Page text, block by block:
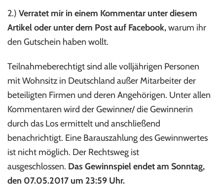
2.) Verratet mir in einem Kommentar unter diesem
Artikeloder unter dem Post auf Facebook,warum ihr
den Gutschein haben wollt.
Teilnahmeberechtigt sind alle volljährigen Personen
mit Wohnsitz in Deutschland außer Mitarbeiter der
beteiligten Firmen und deren Angehörigen. Unter allen
Kommentaren wird der Gewinner/ die Gewinnerin
durch das Los ermittelt und anschließend
benachrichtigt. Eine Barauszahlung des Gewinnwertes
ist nicht möglich. Der Rechtsweg ist
ausgeschlossen. Das Gewinnspiel endet am Sonntag,
den 07.05.2017 um 23:59 Uhr.